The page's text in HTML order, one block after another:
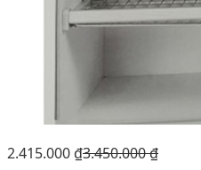
2.415.000 ₫3.450.000₫